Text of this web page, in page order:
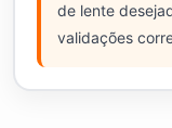
de lente
validações